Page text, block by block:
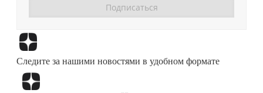
Следите за нашими новостями в удобном формате